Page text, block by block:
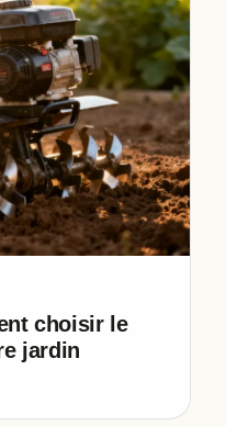
choisir le
jardin